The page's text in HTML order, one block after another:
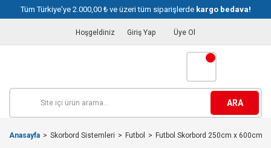
Tüm Türkiye'ye 2.000,00 ₺ ve üzeri tüm siparişlerde kargo bedava!
Hoşgeldiniz Giriş Yap Üye Ol
ARA
Anasayfa Skorbord Sistemleri Futbol Futbol Skorbord 250cm x 600cm